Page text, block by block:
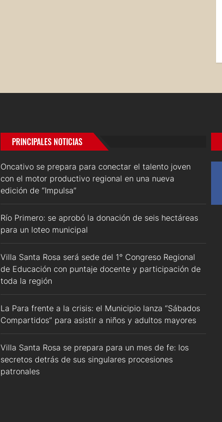
PRINCIPALES NOTICIAS
Oncativo se prepara para conectar el talento joven
con el motor productivo regional en una nueva
edición de “Impulsa”
Río Primero: se aprobó la donación de seis hectáreas
para un loteo municipal
Villa Santa Rosa será sede del 1° Congreso Regional
de Educación con puntaje docente y participación de
toda la región
La Para frente a la crisis: el Municipio lanza “Sábados
Compartidos” para asistir a niños y adultos mayores
Villa Santa Rosa se prepara para un mes de fe: los
secretos detrás de sus singulares procesiones
patronales